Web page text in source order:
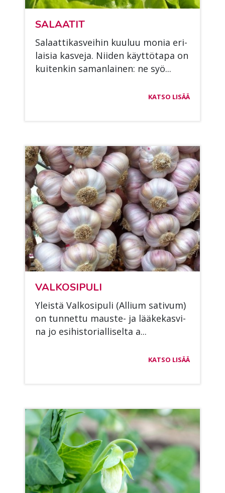
SA­LAA­TIT
Sa­laat­ti­kas­vei­hin kuu­luu mo­nia eri­
lai­sia kas­ve­ja. Nii­den käyt­tö­ta­pa on
kui­ten­kin sa­man­lai­nen: ne syö...
KATSO LISÄÄ
VAL­KO­SI­PU­LI
Yleis­tä Val­ko­si­pu­li (Al­lium sa­ti­vum)
on tun­net­tu maus­te- ja lää­ke­kas­vi­
na jo esi­his­to­rial­li­sel­ta a...
KATSO LISÄÄ